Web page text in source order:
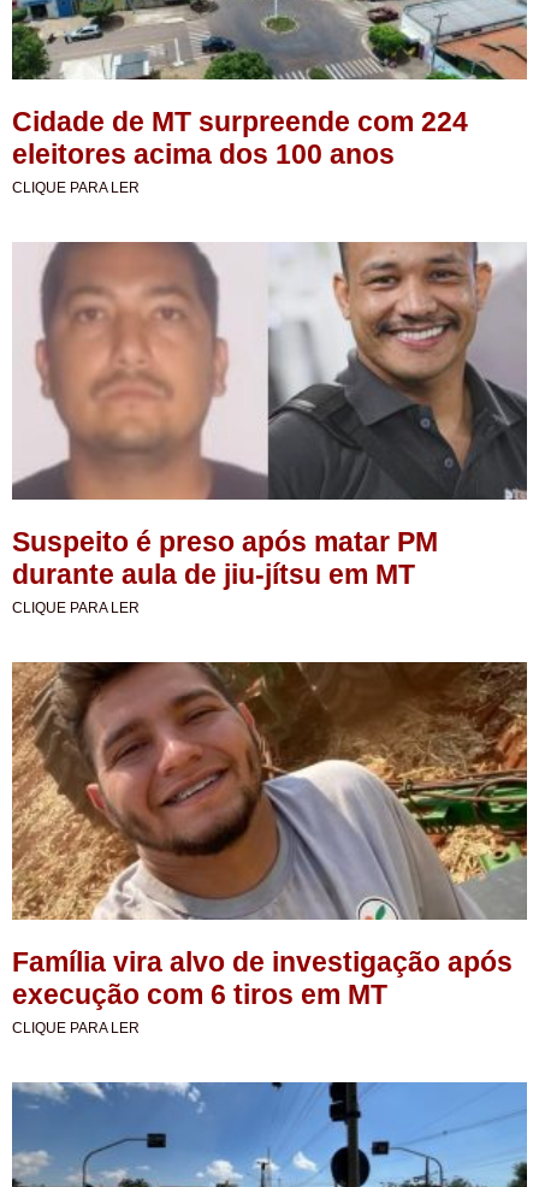
Cidade de MT surpreende com 224
eleitores acima dos 100 anos
CLIQUE PARA LER
Suspeito é preso após matar PM
durante aula de jiu-jítsu em MT
CLIQUE PARA LER
Família vira alvo de investigação após
execução com 6 tiros em MT
CLIQUE PARA LER